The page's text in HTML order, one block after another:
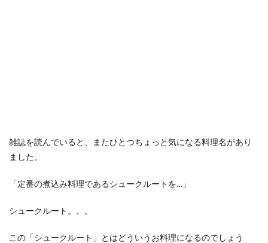
雑誌を読んでいると、またひとつちょっと気になる料理名があり
ました。
「定番の煮込み料理であるシュークルートを…」
シュークルート。。。
この「シュークルート」とはどういうお料理になるのでしょう